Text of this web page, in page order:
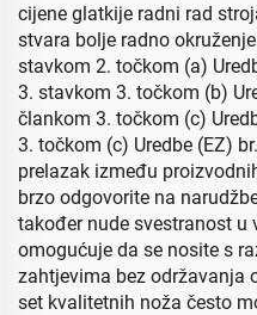
cijene glatkije radni rad
stvara bolje radno
stavkom 2. točkom (a)
3. stavkom 3. točkom (b)
člankom 3. točkom (c)
3. točkom (c) Uredbe (EZ)
prelazak između
brzo odgovorite na
također nude svestranost u
omogućuje da se nosite s
zahtjevima bez održavanja
set kvalitetnih noža često